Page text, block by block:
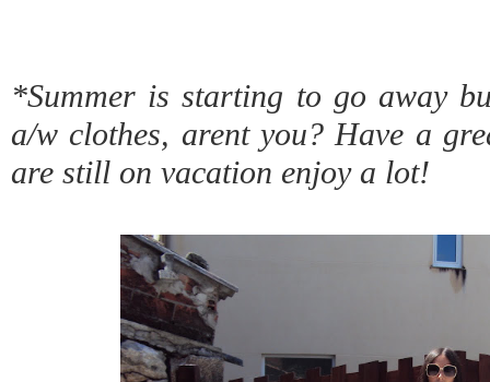
*Summer is starting to go away
a/w clothes, arent you? Have a
are still on vacation enjoy a lot!